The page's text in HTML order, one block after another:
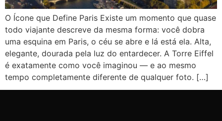
O Ícone que Define Paris Existe um momento que quase
todo viajante descreve da mesma forma: você dobra
uma esquina em Paris, o céu se abre e lá está ela. Alta,
elegante, dourada pela luz do entardecer. A Torre Eiffel
é exatamente como você imaginou — e ao mesmo
tempo completamente diferente de qualquer foto. […]